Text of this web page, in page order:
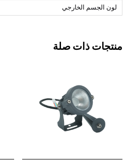
لون الجسم الخارجي
منتجات ذات صلة